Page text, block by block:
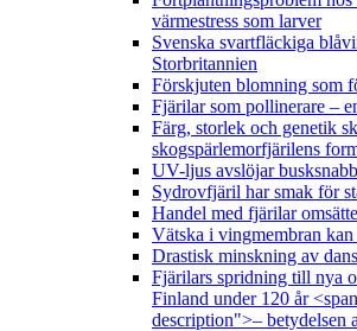
värmestress som larver
Svenska svartfläckiga
Storbritannien
Förskjuten blomning som
Fjärilar som pollinerare –
Färg, storlek och genetik
skogspärlemorfjärilens
UV-ljus avslöjar
Sydrovfjäril har smak för
Handel med fjärilar
Vätska i vingmembran
Drastisk minskning av
Fjärilars spridning till nya
Finland under 120 år
description">– betydelsen